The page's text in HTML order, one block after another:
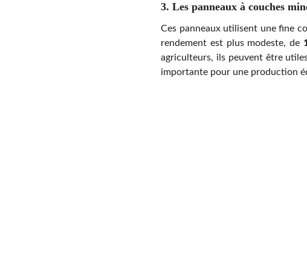
3. Les panneaux à couches
Ces panneaux utilisent une fine
rendement est plus modeste, de
agriculteurs, ils peuvent être
importante pour une production